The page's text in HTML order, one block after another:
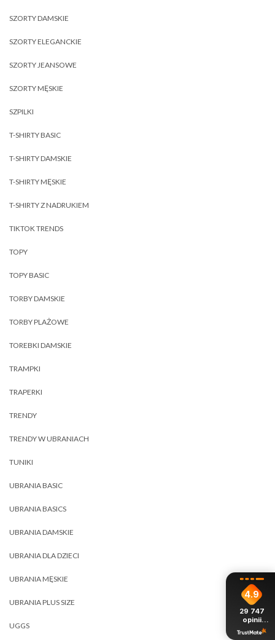
SZORTY DAMSKIE
SZORTY ELEGANCKIE
SZORTY JEANSOWE
SZORTY MĘSKIE
SZPILKI
T-SHIRTY BASIC
T-SHIRTY DAMSKIE
T-SHIRTY MĘSKIE
T-SHIRTY Z NADRUKIEM
TIKTOK TRENDS
TOPY
TOPY BASIC
TORBY DAMSKIE
TORBY PLAŻOWE
TOREBKI DAMSKIE
TRAMPKI
TRAPERKI
TRENDY
TRENDY W UBRANIACH
TUNIKI
UBRANIA BASIC
UBRANIA BASICS
UBRANIA DAMSKIE
UBRANIA DLA DZIECI
UBRANIA MĘSKIE
UBRANIA PLUS SIZE
UGGS
4.9
29 747
opinii
z całego
okresu